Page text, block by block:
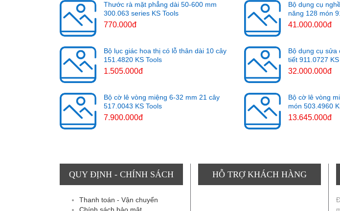
Thước rà mặt phẳng dài 50-600 mm
300.063 series KS Tools
770.000đ
Bộ lục giác hoa thị có lỗ thân dài 10 cây
151.4820 KS Tools
1.505.000đ
Bộ cờ lê vòng miệng 6-32 mm 21 cây
517.0043 KS Tools
7.900.000đ
Bộ dụng cụ
năng 128 món
41.000.000đ
Bộ dụng cụ sửa
tiết 911.0727 KS
32.000.000đ
Bộ cờ lê vòng
món 503.4960
13.645.000đ
QUY ĐỊNH - CHÍNH SÁCH
Thanh toán - Vận chuyển
HỖ TRỢ KHÁCH HÀNG